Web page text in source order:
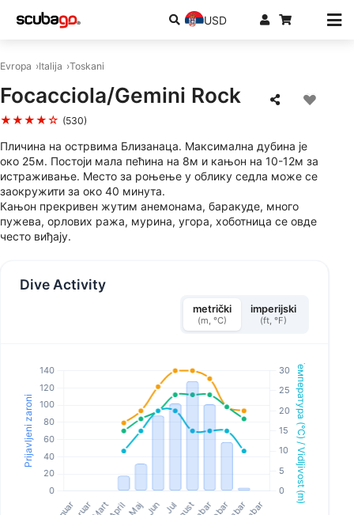
USD
Evropa Italija Toskani
Focacciola/Gemini Rock
★★★★☆ (530)
Пличина на острвима Близанаца. Максимална дубина је
око 25м. Постоји мала пећина на 8м и кањон на 10-12м за
истраживање. Место за роњење у облику седла може се
заокружити за око 40 минута.
Кањон прекривен жутим анемонама, баракуде, много
пужева, орлових ража, мурина, угора, хоботница се овде
често виђају.
Dive Activity
metrički
(m, °C)
imperijski
(ft, °F)